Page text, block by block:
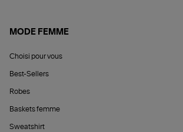
MODE FEMME
Choisi pour vous
Best-Sellers
Robes
Baskets femme
Sweatshirt